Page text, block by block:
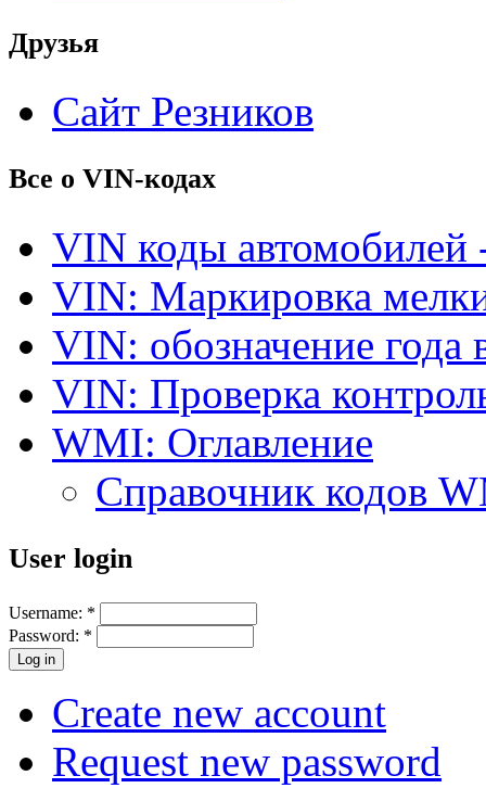
Друзья
Сайт Резников
Все о VIN-кодах
VIN коды автомобилей
VIN: Маркировка
VIN: обозначение года
VIN: Проверка
WMI: Оглавление
Справочник кодов
User login
Username: *
Password: *
Create new account
Request new password